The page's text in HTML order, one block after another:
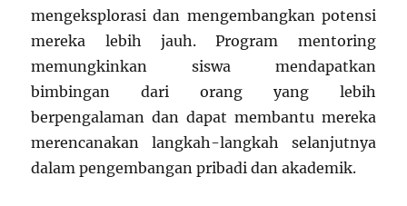
mengeksplorasi dan mengembangkan potensi
mereka lebih jauh. Program mentoring
memungkinkan siswa mendapatkan
bimbingan dari orang yang lebih
berpengalaman dan dapat membantu mereka
merencanakan langkah-langkah selanjutnya
dalam pengembangan pribadi dan akademik.